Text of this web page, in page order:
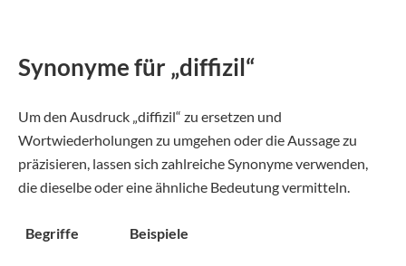
Synonyme für „diffizil“
Um den Ausdruck „diffizil“ zu ersetzen und
Wortwiederholungen zu umgehen oder die Aussage zu
präzisieren, lassen sich zahlreiche Synonyme verwenden,
die dieselbe oder eine ähnliche Bedeutung vermitteln.
Begriffe Beispiele